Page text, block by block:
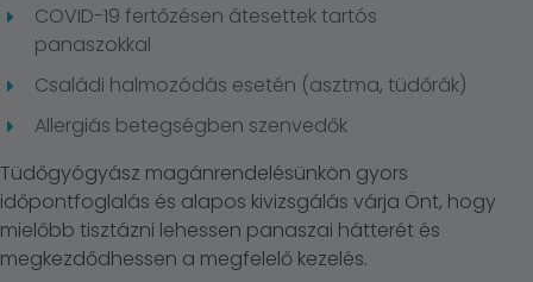
COVID-19 fertőzésen átesettek tartós
panaszokkal
Családi halmozódás esetén (asztma, tüdőrák)
Allergiás betegségben szenvedők
Tüdőgyógyász magánrendelésünkön gyors
időpontfoglalás és alapos kivizsgálás várja Önt, hogy
mielőbb tisztázni lehessen panaszai hátterét és
megkezdődhessen a megfelelő kezelés.